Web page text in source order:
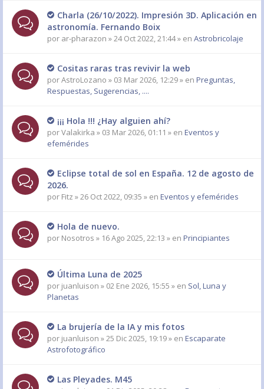
Charla (26/10/2022). Impresión 3D. Aplicación en
astronomía. Fernando Boix
por ar-pharazon » 24 Oct 2022, 21:44 » en Astrobricolaje
Cositas raras tras revivir la web
porAstroLozano » 03 Mar 2026, 12:29 » en Preguntas,
Respuestas, Sugerencias, ....
¡¡¡ Hola !!! ¿Hay alguien ahí?
porValakirka » 03 Mar 2026, 01:11 » en Eventos y
efemérides
Eclipse total de sol en España. 12 de agosto de
2026.
por Fitz » 26 Oct 2022, 09:35 » en Eventos y efemérides
Hola de nuevo.
por Nosotros » 16 Ago 2025, 22:13 » en Principiantes
Última Luna de 2025
por juanluison » 02 Ene 2026, 15:55 » en Sol, Luna y
Planetas
La brujería de la IA y mis fotos
por juanluison » 25 Dic 2025, 19:19 » en Escaparate
Astrofotográfico
Las Pleyades. M45